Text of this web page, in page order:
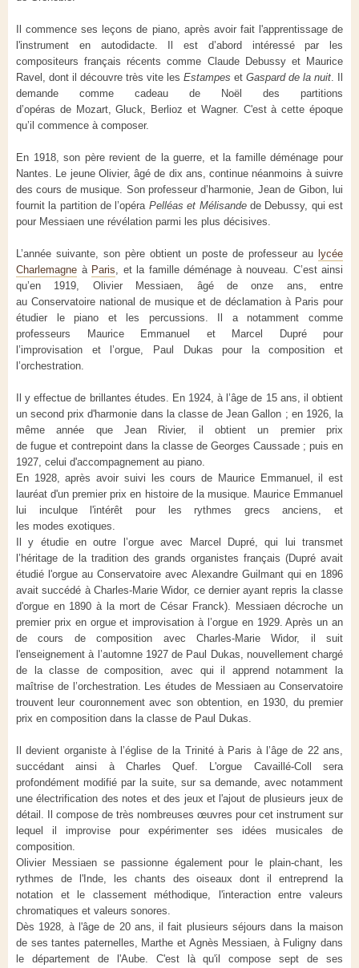
Il commence ses leçons de piano, après avoir fait l'apprentissage de
l'instrument en autodidacte. Il est d’abord intéressé par les
compositeurs français récents comme Claude Debussy et Maurice
Ravel, dont il découvre très vite les Estampes et Gaspard de la nuit. Il
demande comme cadeau de Noël des partitions
d’opéras de Mozart, Gluck, Berlioz et Wagner. C'est à cette époque
qu’il commence à composer.
En 1918, son père revient de la guerre, et la famille déménage pour
Nantes. Le jeune Olivier, âgé de dix ans, continue néanmoins à suivre
des cours de musique. Son professeur d’harmonie, Jean de Gibon, lui
fournit la partition de l’opéra Pelléas et Mélisandede Debussy, qui est
pour Messiaen une révélation parmi les plus décisives.
L’année suivante, son père obtient un poste de professeur au lycée
Charlemagne à Paris, et la famille déménage à nouveau. C’est ainsi
qu’en 1919, Olivier Messiaen, âgé de onze ans, entre
au Conservatoire national de musique et de déclamation à Paris pour
étudier le piano et les percussions. Il a notamment comme
professeurs Maurice Emmanuel et Marcel Dupré pour
l’improvisation et l’orgue, Paul Dukas pour la composition et
l’orchestration.
Il y effectue de brillantes études. En 1924, à l’âge de 15 ans, il obtient
un second prix d'harmonie dans la classe de Jean Gallon ; en 1926, la
même année que Jean Rivier, il obtient un premier prix
de fugue et contrepoint dans la classe de Georges Caussade ; puis en
1927, celui d'accompagnement au piano.
En 1928, après avoir suivi les cours de Maurice Emmanuel, il est
lauréat d'un premier prix en histoire de la musique. Maurice Emmanuel
lui inculque l'intérêt pour les rythmes grecs anciens, et
les modes exotiques.
Il y étudie en outre l’orgue avec Marcel Dupré, qui lui transmet
l’héritage de la tradition des grands organistes français (Dupré avait
étudié l'orgue au Conservatoire avec Alexandre Guilmant qui en 1896
avait succédé à Charles-Marie Widor, ce dernier ayant repris la classe
d'orgue en 1890 à la mort de César Franck). Messiaen décroche un
premier prix en orgue et improvisation à l’orgue en 1929. Après un an
de cours de composition avec Charles-Marie Widor, il suit
l'enseignement à l’automne 1927 de Paul Dukas, nouvellement chargé
de la classe de composition, avec qui il apprend notamment la
maîtrise de l’orchestration. Les études de Messiaen au Conservatoire
trouvent leur couronnement avec son obtention, en 1930, du premier
prix en composition dans la classe de Paul Dukas.
Il devient organiste à l’église de la Trinité à Paris à l’âge de 22 ans,
succédant ainsi à Charles Quef. L'orgue Cavaillé-Coll sera
profondément modifié par la suite, sur sa demande, avec notamment
une électrification des notes et des jeux et l'ajout de plusieurs jeux de
détail. Il compose de très nombreuses œuvres pour cet instrument sur
lequel il improvise pour expérimenter ses idées musicales de
composition.
Olivier Messiaen se passionne également pour le plain-chant, les
rythmes de l'Inde, les chants des oiseaux dont il entreprend la
notation et le classement méthodique, l'interaction entre valeurs
chromatiques et valeurs sonores.
Dès 1928, à l'âge de 20 ans, il fait plusieurs séjours dans la maison
de ses tantes paternelles, Marthe et Agnès Messiaen, à Fuligny dans
le département de l'Aube. C'est là qu'il compose sept de ses